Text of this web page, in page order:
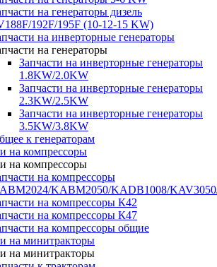
на генераторы дизель
192F/195F (10-12-15 KW)
на инверторные генераторы
на генераторы
Запчасти на инверторные генераторы
1.8KW/2.0KW
Запчасти на инверторные генераторы
2.3KW/2.5KW
Запчасти на инверторные генераторы
3.5KW/3.8KW
к генераторам
на компрессоры
на компрессоры
на компрессоры
KABM2050/KADB1008/
на компрессоры К42
на компрессоры К47
на компрессоры общие
на минитракторы
на минитракторы